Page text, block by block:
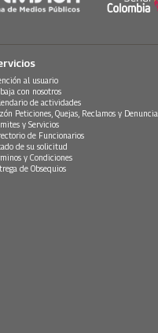
al usuario
con nosotros
de actividades
Peticiones, Quejas, Reclamos y
y Servicios
de Funcionarios
de su solicitud
y Condiciones
de Obsequios